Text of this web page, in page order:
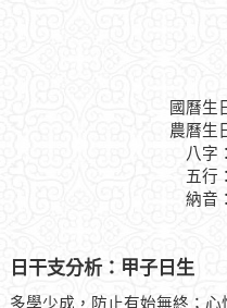
國曆生
農曆生
八字
五行
納音
日干支分析：甲子日生
多學少成，防止有始無終；